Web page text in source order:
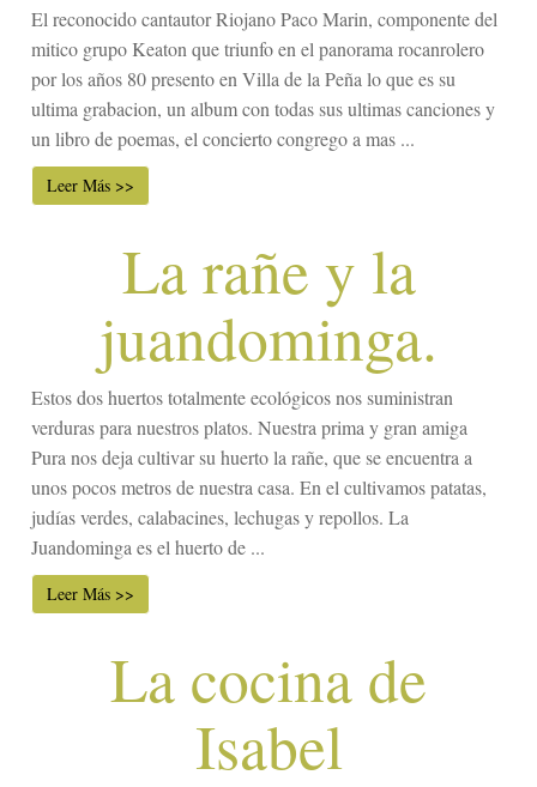
El reconocido cantautor Riojano Paco Marin, componente del
mitico grupo Keaton que triunfo en el panorama rocanrolero
por los años 80 presento en Villa de la Peña lo que es su
ultima grabacion, un album con todas sus ultimas canciones y
un libro de poemas, el concierto congrego a mas ...
Leer Más >>
La rañe y la
juandominga.
Estos dos huertos totalmente ecológicos nos suministran
verduras para nuestros platos. Nuestra prima y gran amiga
Pura nos deja cultivar su huerto la rañe, que se encuentra a
unos pocos metros de nuestra casa. En el cultivamos patatas,
judías verdes, calabacines, lechugas y repollos. La
Juandominga es el huerto de ...
Leer Más >>
La cocina de
Isabel